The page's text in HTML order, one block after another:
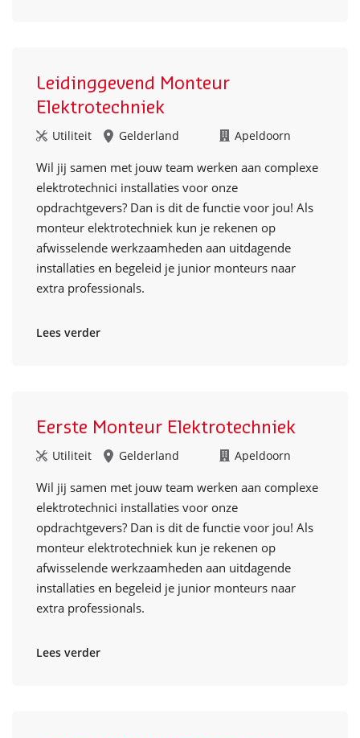
Leidinggevend Monteur
Elektrotechniek
Utiliteit Gelderland Apeldoorn
Wil jij samen met jouw team werken aan complexe
elektrotechnici installaties voor onze
opdrachtgevers? Dan is dit de functie voor jou! Als
monteur elektrotechniek kun je rekenen op
afwisselende werkzaamheden aan uitdagende
installaties en begeleid je junior monteurs naar
extra professionals.
Lees verder
Eerste Monteur Elektrotechniek
Utiliteit Gelderland Apeldoorn
Wil jij samen met jouw team werken aan complexe
elektrotechnici installaties voor onze
opdrachtgevers? Dan is dit de functie voor jou! Als
monteur elektrotechniek kun je rekenen op
afwisselende werkzaamheden aan uitdagende
installaties en begeleid je junior monteurs naar
extra professionals.
Lees verder